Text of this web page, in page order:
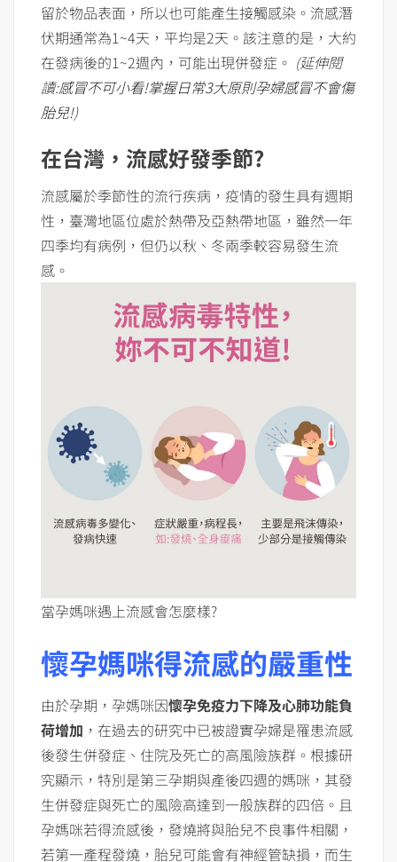
留於物品表面，所以也可能產生接觸感染。流感潛
伏期通常為1~4天，平均是2天。該注意的是，大約
在發病後的1~2週內，可能出現併發症。 (延伸閱
讀:感冒不可小看!掌握日常3大原則孕婦感冒不會傷
胎兒!)
在台灣，流感好發季節?
流感屬於季節性的流行疾病，疫情的發生具有週期
性，臺灣地區位處於熱帶及亞熱帶地區，雖然一年
四季均有病例，但仍以秋、冬兩季較容易發生流
感。
當孕媽咪遇上流感會怎麼樣?
懷孕媽咪得流感的嚴重性
由於孕期，孕媽咪因懷孕免疫力下降及心肺功能負
荷增加 ，在過去的研究中已被證實孕婦是罹患流感
後發生併發症、住院及死亡的高風險族群。根據研
究顯示，特別是第三孕期與產後四週的媽咪，其發
生併發症與死亡的風險高達到一般族群的四倍。且
孕媽咪若得流感後，發燒將與胎兒不良事件相關，
若第一產程發燒，胎兒可能會有神經管缺損，而生